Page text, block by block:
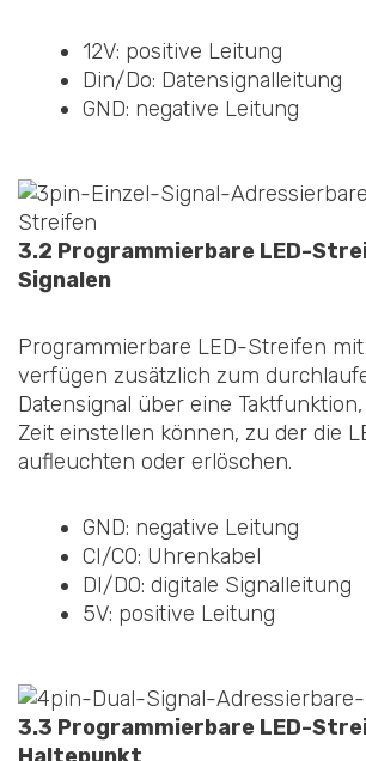
12V: positive Leitung
Din/Do: Datensignalleitung
GND: negative Leitung
3.2 Programmierbare LED-
Signalen
Programmierbare LED-Streifen
verfügen zusätzlich zum
Datensignal über eine
Zeit einstellen können, zu der die
aufleuchten oder erlöschen.
GND: negative Leitung
CI/CO: Uhrenkabel
DI/DO: digitale Signalleitung
5V: positive Leitung
3.3 Programmierbare LED-